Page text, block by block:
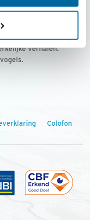
36,00 per jaar
met
verhalen.
Colofon